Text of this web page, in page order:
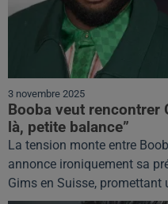
3 novembre 2025
Booba veut rencontrer
là, petite balance”
La tension monte entre
annonce ironiquement sa
Gims en Suisse, promettant